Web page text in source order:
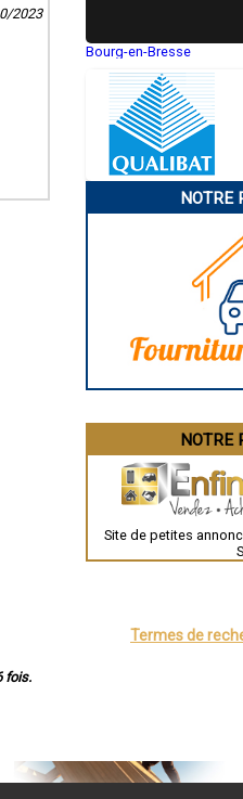
2023
fois.
Bourg-en-Bresse
Montluçon
Manosque
Gap
Charleville-Mézières
Pamiers
Narbonne
Brive-la-Gaillarde
Guéret
Besançon
Évreux
Chartres
Nîmes
Auch
Grenoble
Cahors
Agen
NOTRE
NOTRE
Site de petites
Termes de